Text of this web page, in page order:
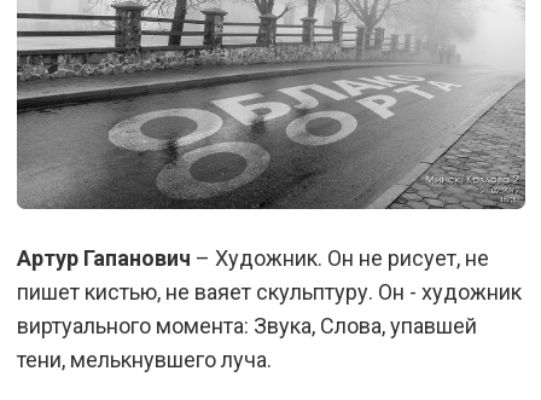
Артур Гапанович – Художник. Он не рисует, не
пишет кистью, не ваяет скульптуру. Он - художник
виртуального момента: Звука, Слова, упавшей
тени, мелькнувшего луча.